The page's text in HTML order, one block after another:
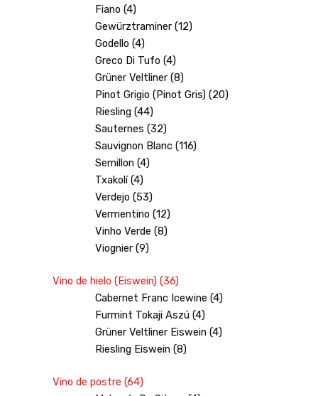
Fiano (4)
Gewürztraminer (12)
Godello (4)
Greco Di Tufo (4)
Grüner Veltliner (8)
Pinot Grigio (Pinot Gris) (20)
Riesling (44)
Sauternes (32)
Sauvignon Blanc (116)
Semillon (4)
Txakolí (4)
Verdejo (53)
Vermentino (12)
Vinho Verde (8)
Viognier (9)
Vino de hielo (Eiswein) (36)
Cabernet Franc Icewine (4)
Furmint Tokaji Aszú (4)
Grüner Veltliner Eiswein (4)
Riesling Eiswein (8)
Vino de postre (64)